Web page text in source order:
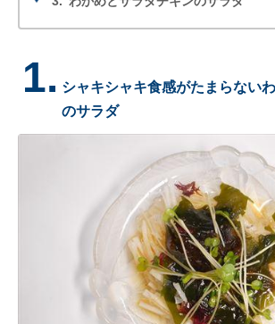
1. シャキシャキ食感がたまらない
のサラダ